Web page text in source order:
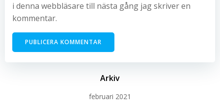
i denna webbläsare till nästa gång jag skriver en
kommentar.
Arkiv
februari 2021